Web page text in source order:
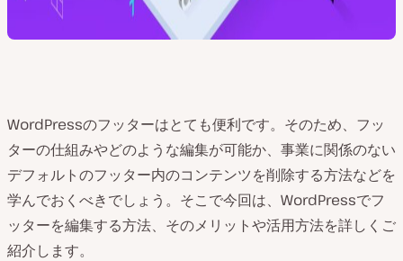
WordPressのフッターはとても便利です。そのため、フッ
ターの仕組みやどのような編集が可能か、事業に関係のない
デフォルトのフッター内のコンテンツを削除する方法などを
学んでおくべきでしょう。そこで今回は、WordPressでフ
ッターを編集する方法、そのメリットや活用方法を詳しくご
紹介します。